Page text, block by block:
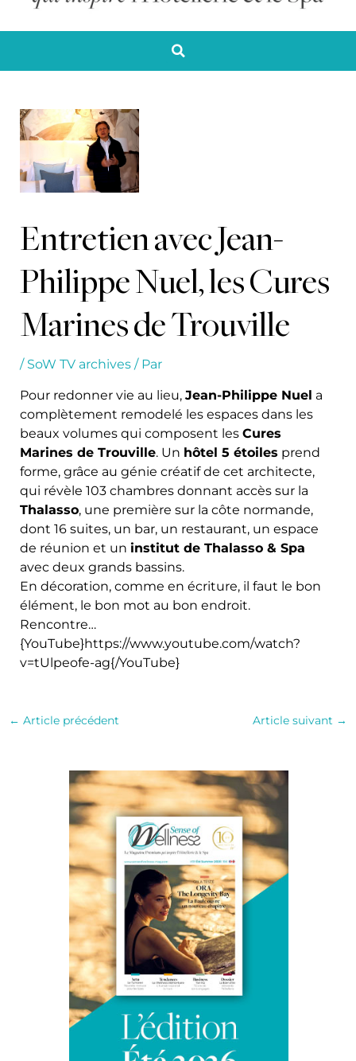
Entretien avec Jean-
Philippe Nuel, les Cures
Marines de Trouville
/ SoW TV archives/ Par
Pour redonner vie au lieu, Jean-Philippe Nuel a
complètement remodelé les espaces dans les
beaux volumes qui composent les Cures
Marines de Trouville. Un hôtel 5 étoiles prend
forme, grâce au génie créatif de cet architecte,
qui révèle 103 chambres donnant accès sur la
Thalasso, une première sur la côte normande,
dont 16 suites, un bar, un restaurant, un espace
de réunion et un institut de Thalasso & Spa
avec deux grands bassins.
En décoration, comme en écriture, il faut le bon
élément, le bon mot au bon endroit.
Rencontre…
{YouTube}https://www.youtube.com/watch?
v=tUlpeofe-ag{/YouTube}
← Article précédent Article suivant →